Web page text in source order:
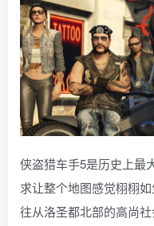
侠盗猎车手5是历史上最
求让整个地图感觉栩栩
往从洛圣都北部的高尚